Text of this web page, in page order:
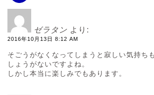
ゼラタン より:
2016年10月13日 8:12 AM
そごうがなくなってしまうと寂しい気持ち
しょうがないですよね。
しかし本当に楽しみでもあります。